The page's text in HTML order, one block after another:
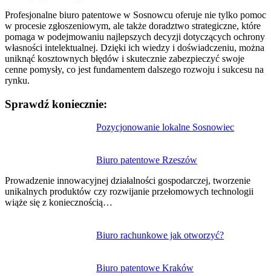
Profesjonalne biuro patentowe w Sosnowcu oferuje nie tylko pomoc
w procesie zgłoszeniowym, ale także doradztwo strategiczne, które
pomaga w podejmowaniu najlepszych decyzji dotyczących ochrony
własności intelektualnej. Dzięki ich wiedzy i doświadczeniu, można
uniknąć kosztownych błędów i skutecznie zabezpieczyć swoje
cenne pomysły, co jest fundamentem dalszego rozwoju i sukcesu na
rynku.
Sprawdź koniecznie:
Pozycjonowanie lokalne Sosnowiec
Biuro patentowe Rzeszów
Prowadzenie innowacyjnej działalności gospodarczej, tworzenie
unikalnych produktów czy rozwijanie przełomowych technologii
wiąże się z koniecznością…
Biuro rachunkowe jak otworzyć?
Biuro patentowe Kraków